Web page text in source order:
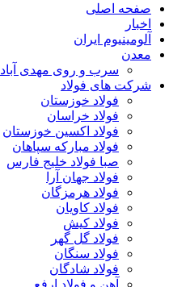
صفحه اصلی
اخبار
آلومینیوم ایران
معدن
سرب و روی مهدی آباد
شرکت های فولاد
فولاد خوزستان
فولاد خراسان
فولاد اکسین خوزستان
فولاد مبارکه سپاهان
صبا فولاد خلیج فارس
فولاد جهان آرا
فولاد هرمزگان
فولاد کاویان
فولاد کیش
فولاد گل گهر
فولاد سنگان
فولاد شادگان
آهن و فولاد ارفع